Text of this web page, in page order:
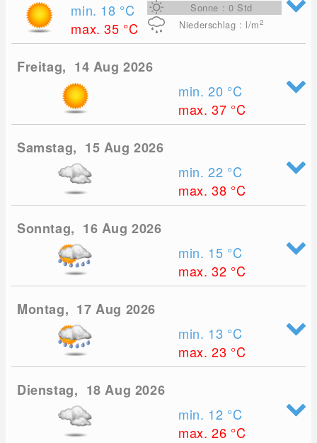
min. 18 °C
max. 35 °C
Sonne : 0 Std
Niederschlag : l/m2
Freitag, 14 Aug 2026
min. 20 °C
max. 37 °C
Samstag, 15 Aug 2026
min. 22 °C
max. 38 °C
Sonntag, 16 Aug 2026
min. 15 °C
max. 32 °C
Montag, 17 Aug 2026
min. 13 °C
max. 23 °C
Dienstag, 18 Aug 2026
min. 12 °C
max. 26 °C